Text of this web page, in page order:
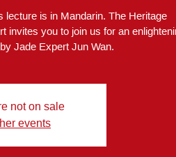
lecture is in Mandarin. The Heritage
invites you to join us for an
Jade Expert Jun Wan.
not on sale
events